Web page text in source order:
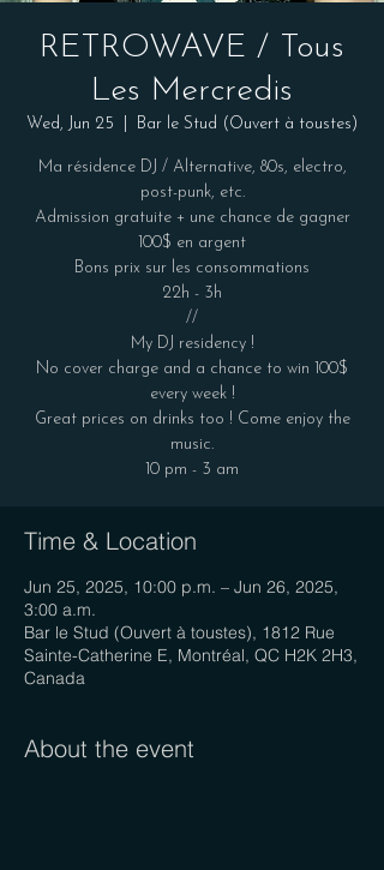
RETROWAVE / Tous
Les Mercredis
Wed, Jun 25 Bar le Stud (Ouvert à toustes)
Ma résidence DJ / Alternative, 80s, electro,
post-punk, etc.
Admission gratuite + une chance de gagner
100$ en argent
Bons prix sur les consommations
22h - 3h
//
My DJ residency !
No cover charge and a chance to win 100$
every week !
Great prices on drinks too ! Come enjoy the
music.
Time & Location
Jun 25, 2025, 10:00 p.m. – Jun 26, 2025,
3:00 a.m.
Bar le Stud (Ouvert à toustes), 1812 Rue
Sainte-Catherine E, Montréal, QC H2K 2H3,
Canada
About the event